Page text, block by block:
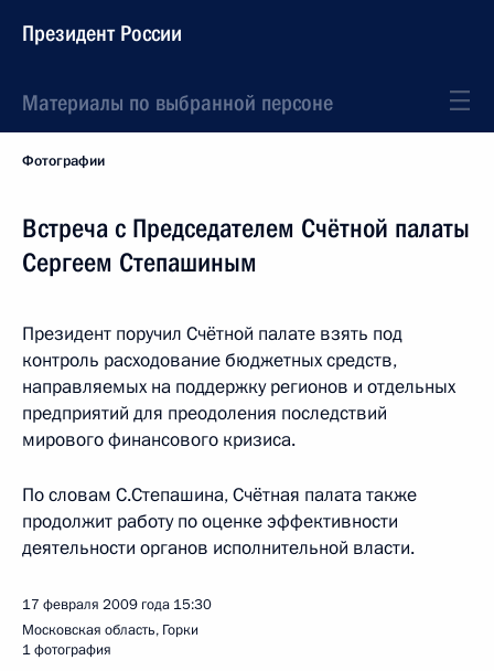
Президент России
Материалы по выбранной персоне
Фотографии
Встреча с Председателем Счётной палаты
Сергеем Степашиным
Президент поручил Счётной палате взять под
контроль расходование бюджетных средств,
направляемых на поддержку регионов и отдельных
предприятий для преодоления последствий
мирового финансового кризиса.
По словам С.Степашина, Счётная палата также
продолжит работу по оценке эффективности
деятельности органов исполнительной власти.
17 февраля 2009 года 15:30
Московская область, Горки
1 фотография